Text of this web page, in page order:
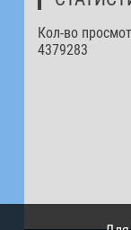
Кол-во
4379283